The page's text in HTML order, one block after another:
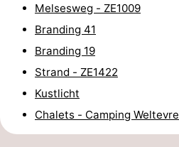
paravliegen
drinken
Ringrijden
Zoutelande
Actief
Praktisch
Forum
Melsesweg - ZE1009
Branding 41
Branding 19
Strand - ZE1422
Kustlicht
Chalets - Camping